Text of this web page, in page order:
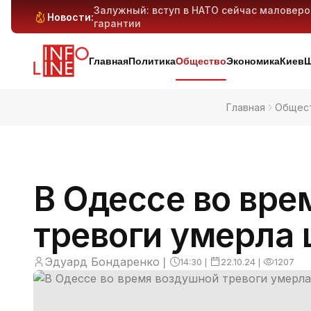
Новости:
Залужный: вступ в НАТО сейчас
гарантии
Антибиотикорезистентность у детей
Генеративный ИИ может вытеснить
Киев и область под массированным
ГлавнаяПолитикаОбществоЭкономикаКиев
Главная
В Одессе во
тревоги умерла
Эдуард Бондаренко ❘ 14:30 ❘ 22.10.24 ❘ 1207